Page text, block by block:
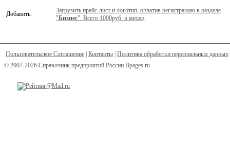
Добавить:
Загрузить прайс-лист и логотип, оплатив регистрацию в разделе
"Бизнес". Всего 1000руб. в месяц
Пользовательское Соглашение Контакты Политика обработки персональных данных
© 2007-2026 Справочник предприятий России Bpages.ru